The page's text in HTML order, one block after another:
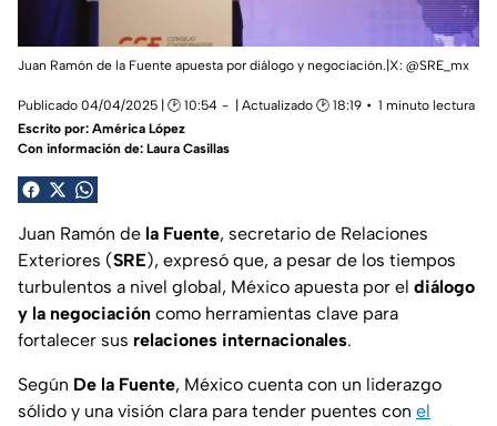
Juan Ramón de la Fuente apuesta por diálogo y negociación.|X: @SRE_mx
Publicado 04/04/2025 | 🕑 10:54 | Actualizado 🕑 18:19
1 minuto lectura
Escrito por: América López
Con información de: Laura Casillas
Juan Ramón de la Fuente, secretario de Relaciones
Exteriores (SRE), expresó que, a pesar de los tiempos
turbulentos a nivel global, México apuesta por el diálogo
y la negociación como herramientas clave para
fortalecer sus relaciones internacionales.
Según De la Fuente, México cuenta con un liderazgo
sólido y una visión clara para tender puentes con el